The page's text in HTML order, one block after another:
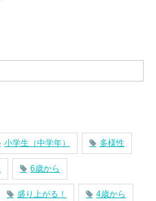
小学生（中学年） 多様性
6歳から
盛り上がる！ 4歳から